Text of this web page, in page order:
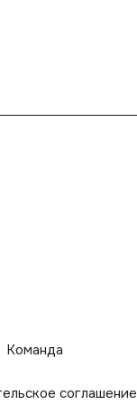
Команда
соглашение